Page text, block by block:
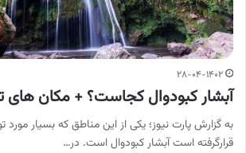
۲۸-۰۴-۱۴۰۲
آبشار کبودوال کجاست؟ + مکان های
به گزارش پارت نیوز؛ یکی از این مناطق که بسیار
قرارگرفته است آبشار کبودوال است. در…